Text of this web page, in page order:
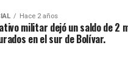
Hace 2 años
militar dejó un saldo de 2
en el sur de Bolívar.